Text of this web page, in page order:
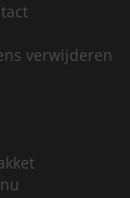
verwijderen